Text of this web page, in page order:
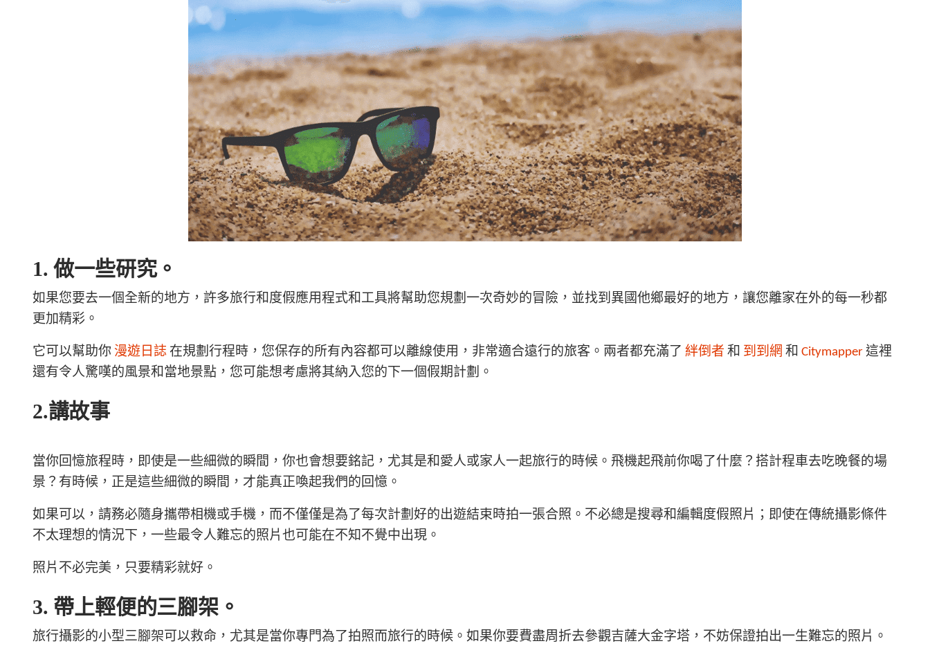
1. 做一些研究。
如果您要去一個全新的地方，許多旅行和度假應用程式和工具將幫助您規劃一次奇妙的冒險，並找到異國他鄉最好的地方，讓您離家在外的每一秒都
更加精彩。
它可以幫助你 漫遊日誌 在規劃行程時，您保存的所有內容都可以離線使用，非常適合遠行的旅客。兩者都充滿了 絆倒者 和 到到網 和 Citymapper 這裡
還有令人驚嘆的風景和當地景點，您可能想考慮將其納入您的下一個假期計劃。
2.講故事
當你回憶旅程時，即使是一些細微的瞬間，你也會想要銘記，尤其是和愛人或家人一起旅行的時候。飛機起飛前你喝了什麼？搭計程車去吃晚餐的場
景？有時候，正是這些細微的瞬間，才能真正喚起我們的回憶。
如果可以，請務必隨身攜帶相機或手機，而不僅僅是為了每次計劃好的出遊結束時拍一張合照。不必總是搜尋和編輯度假照片；即使在傳統攝影條件
不太理想的情況下，一些最令人難忘的照片也可能在不知不覺中出現。
照片不必完美，只要精彩就好。
3. 帶上輕便的三腳架。
旅行攝影的小型三腳架可以救命，尤其是當你專門為了拍照而旅行的時候。如果你要費盡周折去參觀吉薩大金字塔，不妨保證拍出一生難忘的照片。